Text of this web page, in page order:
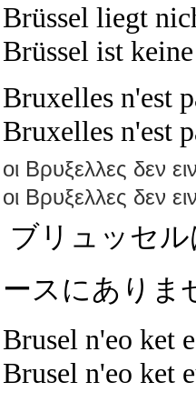
Brüssel liegt
Brüssel ist
Bruxelles n'est
Bruxelles n'est
οι Βρυξελλες δεν
οι Βρυξελλες δεν
ブリュッセ
ースにありま
Brusel n'eo ket
Brusel n'eo ket